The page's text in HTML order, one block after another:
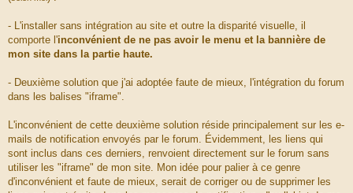
- L'installer sans intégration au site et outre la disparité visuelle, il
comporte l'inconvénient de ne pas avoir le menu et la bannière de
mon site dans la partie haute.
- Deuxième solution que j'ai adoptée faute de mieux, l'intégration du forum
dans les balises "iframe".
L'inconvénient de cette deuxième solution réside principalement sur les e-
mails de notification envoyés par le forum. Évidemment, les liens qui
sont inclus dans ces derniers, renvoient directement sur le forum sans
utiliser les "iframe" de mon site. Mon idée pour palier à ce genre
d'inconvénient et faute de mieux, serait de corriger ou de supprimer les